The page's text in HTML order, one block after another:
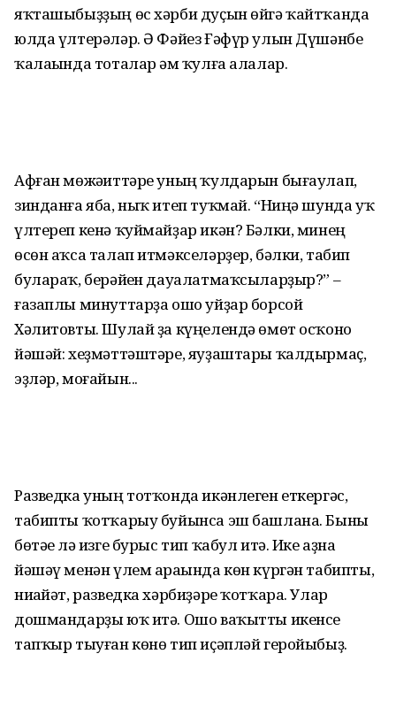
яҡташыбыҙҙың өс хәрби дуҫын өйгә ҡайтҡанда
юлда үлтерәләр. Ә Фәйез Ғәфүр улын Дүшәнбе
ҡалаһында тоталар һәм ҡулға алалар.
Афған мөжәһиттәре уның ҡулдарын бығаулап,
зинданға яба, ныҡ итеп туҡмай. “Ниңә шунда уҡ
үлтереп кенә ҡуй­майҙар икән? Бәлки, минең
өсөн аҡса талап итмәкселәрҙер, бәлки, табип
булараҡ, берәйһен дауалатмаҡсыларҙыр?” –
ғазаплы минуттарҙа ошо уйҙар борсой
Хәлитовты. Шулай ҙа күңелендә өмөт осҡоно
йәшәй: хеҙмәттәштәре, яуҙаштары ҡалдырмаҫ,
эҙләр, моғайын...
Разведка уның тотҡонда икәнлеген еткергәс,
табипты ҡотҡарыу буйынса эш башлана. Быны
бөтәһе лә изге бурыс тип ҡабул итә. Ике аҙна
йәшәү менән үлем араһында көн күргән табипты,
ниһайәт, разведка хәр­биҙәре ҡотҡара. Улар
дошман­дарҙы юҡ итә. Ошо ваҡытты икенсе
тапҡыр тыуған көнө тип иҫәпләй геройыбыҙ.